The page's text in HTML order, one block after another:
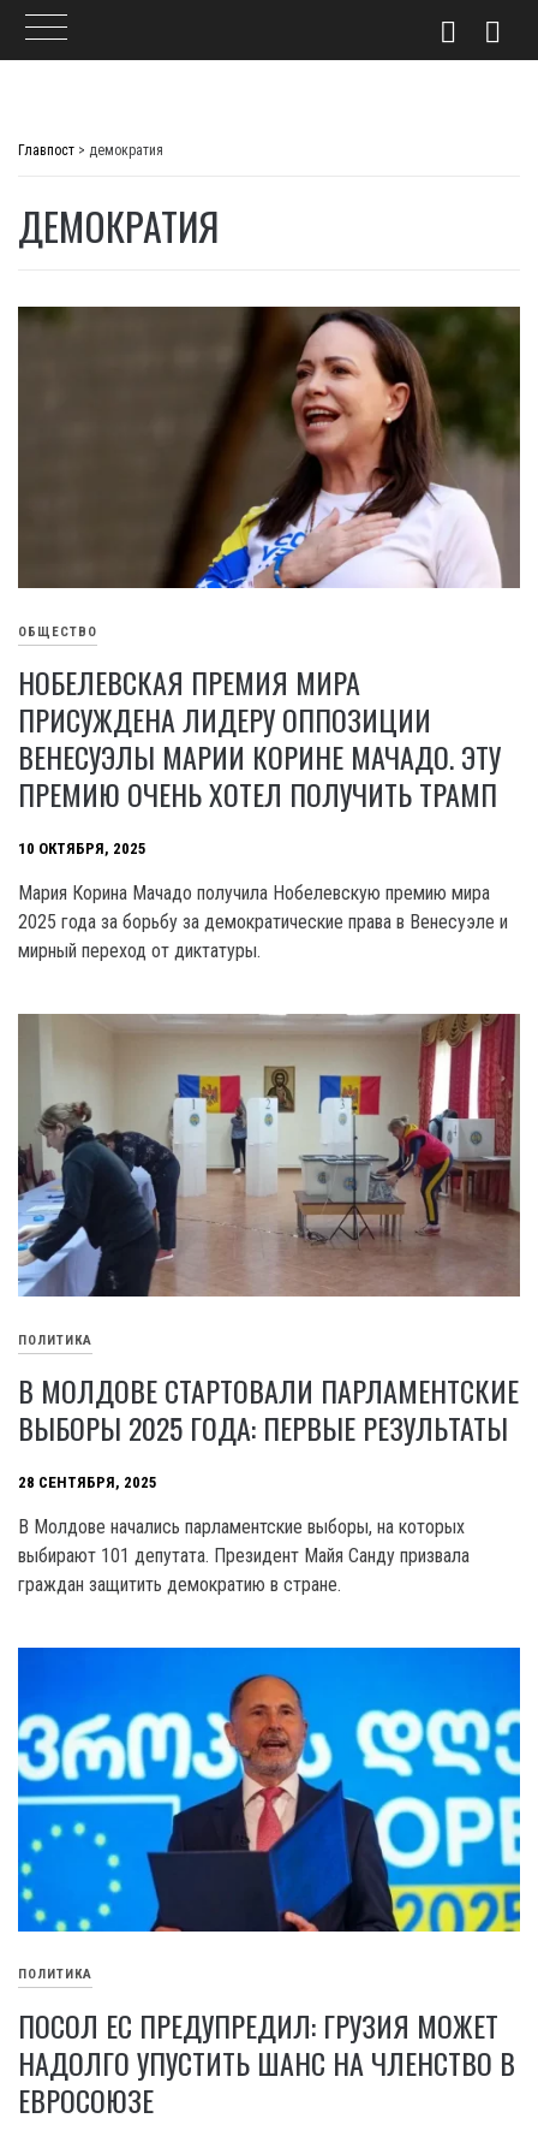
Главпост > демократия
ДЕМОКРАТИЯ
ОБЩЕСТВО
НОБЕЛЕВСКАЯ ПРЕМИЯ МИРА
ПРИСУЖДЕНА ЛИДЕРУ ОППОЗИЦИИ
ВЕНЕСУЭЛЫ МАРИИ КОРИНЕ МАЧАДО. ЭТУ
ПРЕМИЮ ОЧЕНЬ ХОТЕЛ ПОЛУЧИТЬ ТРАМП
10 ОКТЯБРЯ, 2025
Мария Корина Мачадо получила Нобелевскую премию мира
2025 года за борьбу за демократические права в Венесуэле и
мирный переход от диктатуры.
ПОЛИТИКА
В МОЛДОВЕ СТАРТОВАЛИ ПАРЛАМЕНТСКИЕ
ВЫБОРЫ 2025 ГОДА: ПЕРВЫЕ РЕЗУЛЬТАТЫ
28 СЕНТЯБРЯ, 2025
В Молдове начались парламентские выборы, на которых
выбирают 101 депутата. Президент Майя Санду призвала
граждан защитить демократию в стране.
ПОЛИТИКА
ПОСОЛ ЕС ПРЕДУПРЕДИЛ: ГРУЗИЯ МОЖЕТ
НАДОЛГО УПУСТИТЬ ШАНС НА ЧЛЕНСТВО В
ЕВРОСОЮЗЕ